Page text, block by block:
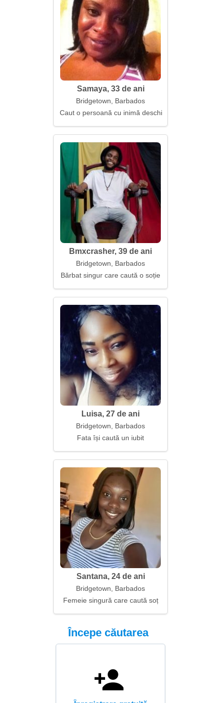
Samaya, 33 de ani
Bridgetown, Barbados
Caut o persoană cu inimă deschisă
Bmxcrasher, 39 de ani
Bridgetown, Barbados
Bărbat singur care caută o soție
Luisa, 27 de ani
Bridgetown, Barbados
Fata își caută un iubit
Santana, 24 de ani
Bridgetown, Barbados
Femeie singură care caută soț
Începe căutarea